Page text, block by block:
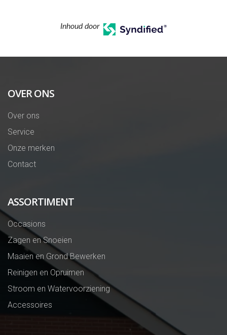
Inhoud door
OVER ONS
Over ons
Service
Onze merken
Contact
ASSORTIMENT
Occasions
Zagen en Snoeien
Maaien en Grond Bewerken
Reinigen en Opruimen
Stroom en Watervoorziening
Accessoires